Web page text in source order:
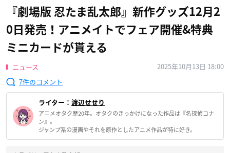
『劇場版 忍たま乱太郎』新作グッズ12月2
0日発売！アニメイトでフェア開催&特典
ミニカードが貰える
ニュース
2025年10月13日 18:00
7
ライター： 渡辺せせり
アニメオタク歴20年。オタクのきっかけになった作品は『名探偵コナ
ン』。
ジャンプ系の漫画やそれを原作としたアニメ作品が特に好き。